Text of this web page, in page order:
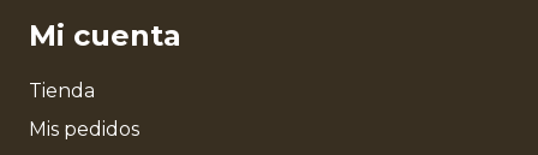
Mi cuenta
Tienda
Mis pedidos